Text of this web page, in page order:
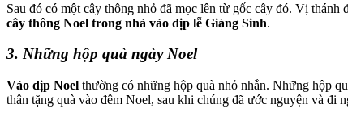
Sau đó có một cây thông nhỏ đã mọc lên từ gốc cây đó. Vị
cây thông Noel trong nhà vào dịp lễ Giáng Sinh.
3. Những hộp quà ngày Noel
Vào dịp Noel thường có những hộp quà nhỏ nhắn. Những hộp
thân tặng quà vào đêm Noel, sau khi chúng đã ước nguyện và đi